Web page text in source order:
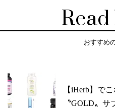
おすすめ
【iHerb】で
〝GOLD〟サ